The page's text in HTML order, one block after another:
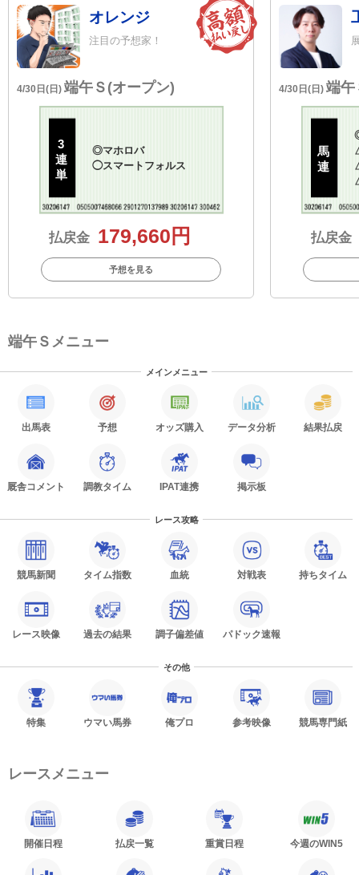
オレンジ
注目の予想家！
4/30日(日) 端午Ｓ(オープン)
3
連
単
◎マホロバ
◯スマートフォルス
払戻金 179,660円
予想を見る
4/30日(日) 端午
馬
連
払戻金
端午Ｓメニュー
メインメニュー
出馬表 予想 オッズ購入 データ分析 結果払戻
厩舎コメント 調教タイム IPAT連携 掲示板
レース攻略
競馬新聞 タイム指数 血統 対戦表 持ちタイム
レース映像 過去の結果 調子偏差値 パドック速報
その他
特集 ウマい馬券 俺プロ 参考映像 競馬専門紙
レースメニュー
開催日程 払戻一覧 重賞日程 今週のWIN5